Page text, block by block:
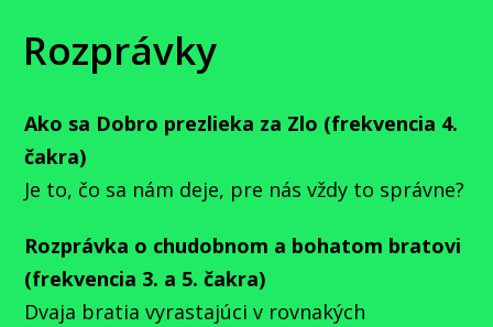
Rozprávky
Ako sa Dobro prezlieka za Zlo (frekvencia 4.
čakra)
Je to, čo sa nám deje, pre nás vždy to správne?
Rozprávka o chudobnom a bohatom bratovi
(frekvencia 3. a 5. čakra)
Dvaja bratia vyrastajúci v rovnakých